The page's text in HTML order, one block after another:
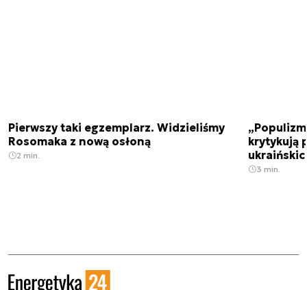
Pierwszy taki egzemplarz. Widzieliśmy
Rosomaka z nową osłoną
2 min.
krytykują
3 min.